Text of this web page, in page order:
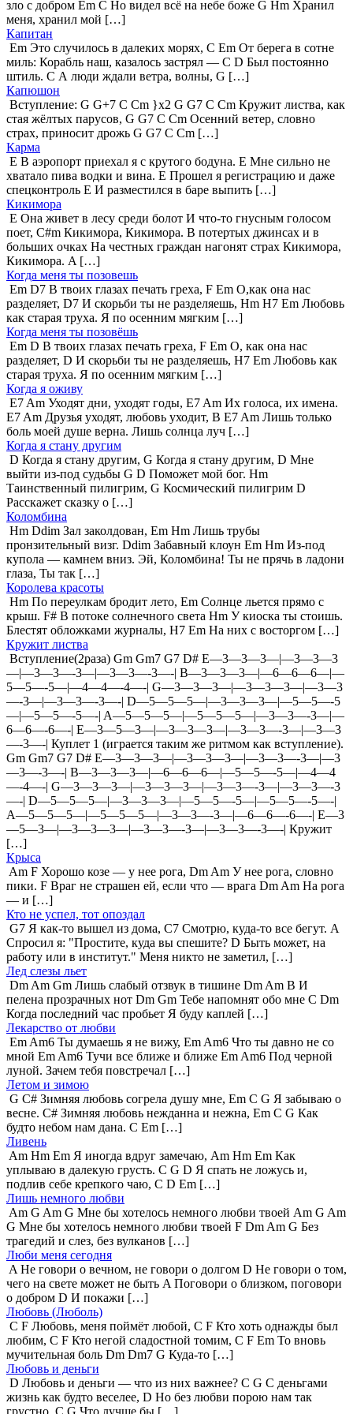
зло с добром Em C Но видел всё на небе боже G Hm Хранил
меня, хранил мой […]
Капитан
Em Это случилось в далеких морях, C Em От берега в сотне
миль: Корабль наш, казалось застрял — C D Был постоянно
штиль. C А люди ждали ветра, волны, G […]
Капюшон
Вступление: G G+7 C Cm }x2 G G7 C Cm Кружит листва, как
стая жёлтых парусов, G G7 C Cm Осенний ветер, словно
страх, приносит дрожь G G7 C Cm […]
Карма
E В аэропорт приехал я с крутого бодуна. E Мне сильно не
хватало пива водки и вина. E Прошел я регистрацию и даже
спецконтроль E И разместился в баре выпить […]
Кикимора
E Она живет в лесу среди болот И что-то гнусным голосом
поет, C#m Кикимора, Кикимора. В потертых джинсах и в
больших очках На честных граждан нагонят страх Кикимора,
Кикимора. A […]
Когда меня ты позовешь
Em D7 В твоих глазах печать греха, F Em О,как она нас
разделяет, D7 И скорьби ты не разделяешь, Hm H7 Em Любовь
как старая труха. Я по осенним мягким […]
Когда меня ты позовёшь
Em D В твоих глазах печать греха, F Em О, как она нас
разделяет, D И скорьби ты не разделяешь, H7 Em Любовь как
старая труха. Я по осенним мягким […]
Когда я оживу
E7 Am Уходят дни, уходят годы, E7 Am Их голоса, их имена.
E7 Am Друзья уходят, любовь уходит, B E7 Am Лишь только
боль моей душе верна. Лишь солнца луч […]
Когда я стану другим
D Когда я стану другим, G Когда я стану другим, D Мне
выйти из-под судьбы G D Поможет мой бог. Hm
Таинственный пилигрим, G Космический пилигрим D
Расскажет сказку о […]
Коломбина
Hm Ddim Зал заколдован, Em Hm Лишь трубы
пронзительный визг. Ddim Забавный клоун Em Hm Из-под
купола — камнем вниз. Эй, Коломбина! Ты не прячь в ладони
глаза, Ты так […]
Королева красоты
Hm По переулкам бродит лето, Em Солнце льется прямо с
крыш. F# В потоке солнечного света Hm У киоска ты стоишь.
Блестят обложками журналы, H7 Em На них с восторгом […]
Кружит листва
Вступление(2раза) Gm Gm7 G7 D# E—3—3—3—|—3—3—3
—|—3—3—-3—|—3—3—-3—-| B—3—3—3—|—6—6—6—|—
5—5—-5—|—4—4—-4—-| G—3—3—3—|—3—3—3—|—3—3
—-3—|—3—3—-3—-| D—5—5—5—|—3—3—3—|—5—5—-5
—|—5—5—-5—-| A—5—5—5—|—5—5—5—|—3—3—-3—|—
6—6—-6—-| E—3—5—3—|—3—3—3—|—3—3—-3—|—3—3
—-3—-| Куплет 1 (играется таким же ритмом как вступление).
Gm Gm7 G7 D# E—3—3—3—|—3—3—3—|—3—3—-3—|—3
—3—-3—-| B—3—3—3—|—6—6—6—|—5—5—-5—|—4—4
—-4—-| G—3—3—3—|—3—3—3—|—3—3—-3—|—3—3—-3
—-| D—5—5—5—|—3—3—3—|—5—5—-5—|—5—5—-5—-|
A—5—5—5—|—5—5—5—|—3—3—-3—|—6—6—-6—-| E—3
—5—3—|—3—3—3—|—3—3—-3—|—3—3—-3—-| Кружит
[…]
Крыса
Am F Хорошо козе — у нее рога, Dm Am У нее рога, словно
пики. F Враг не страшен ей, если что — врага Dm Am На рога
— и […]
Кто не успел, тот опоздал
G7 Я как-то вышел из дома, C7 Смотрю, куда-то все бегут. A
Спросил я: "Простите, куда вы спешите? D Быть может, на
работу или в институт." Меня никто не заметил, […]
Лед слезы льет
Dm Am Gm Лишь слабый отзвук в тишине Dm Am B И
пелена прозрачных нот Dm Gm Тебе напомнят обо мне C Dm
Когда последний час пробьет Я буду каплей […]
Лекарство от любви
Em Am6 Ты думаешь я не вижу, Em Am6 Что ты давно не со
мной Em Am6 Тучи все ближе и ближе Em Am6 Под черной
луной. Зачем тебя повстречал […]
Летом и зимою
G C# Зимняя любовь согрела душу мне, Em C G Я забываю о
весне. C# Зимняя любовь нежданна и нежна, Em C G Как
будто небом нам дана. C Em […]
Ливень
Am Hm Em Я иногда вдруг замечаю, Am Hm Em Как
уплываю в далекую грусть. C G D Я спать не ложусь и,
подлив себе крепкого чаю, C D Em […]
Лишь немного любви
Am G Am G Мне бы хотелось немного любви твоей Am G Am
G Мне бы хотелось немного любви твоей F Dm Am G Без
трагедий и слез, без вулканов […]
Люби меня сегодня
A Не говори о вечном, не говори о долгом D Не говори о том,
чего на свете может не быть A Поговори о близком, поговори
о добром D И покажи […]
Любовь (Люболь)
C F Любовь, меня поймёт любой, C F Кто хоть однажды был
любим, C F Кто негой сладостной томим, C F Em То вновь
мучительная боль Dm Dm7 G Куда-то […]
Любовь и деньги
D Любовь и деньги — что из них важнее? C G С деньгами
жизнь как будто веселее, D Но без любви порою нам так
грустно, C G Что лучше бы […]